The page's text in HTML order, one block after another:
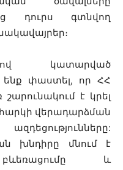
դուրս գտնվող
կատարված
ենք փաստել, որ ՀՀ
շարունակում է կրել
վերադարձման
խնդիրը մնում է
և